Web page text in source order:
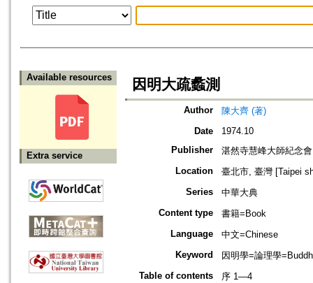
Available resources
Extra service
因明大疏蠡測
Author
陳大齊 (著)
Date
1974.10
Publisher
湛然寺慧峰大師紀念
Location
臺北市, 臺灣 [Taipei
Series
中華大典
Content type
書籍=Book
Language
中文=Chinese
Keyword
因明學=論理學
Table of contents
序 1—4